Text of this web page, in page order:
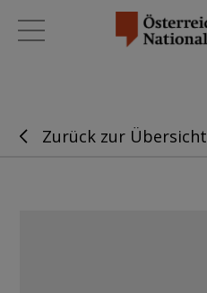
Zurück zur Übersicht